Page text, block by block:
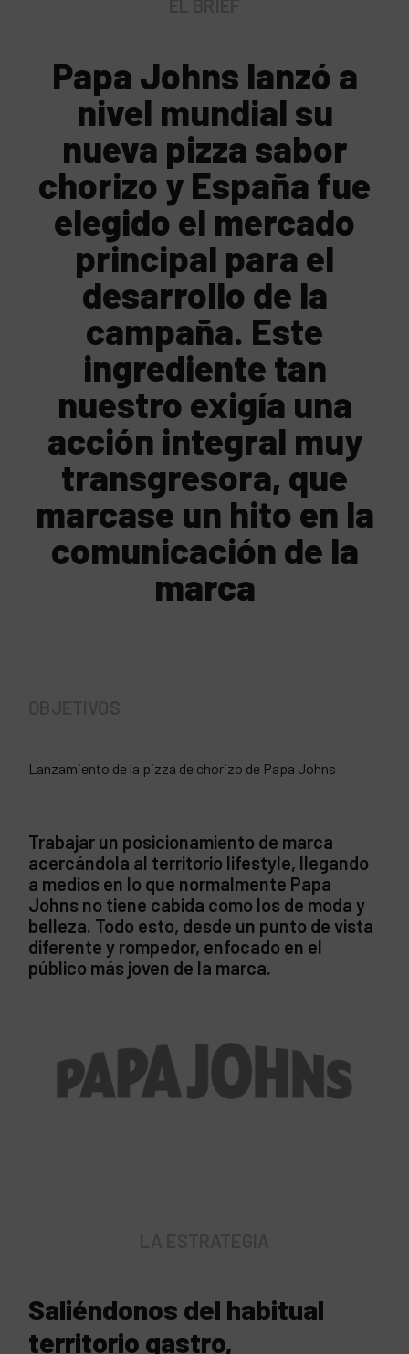
Papa Johns lanzó a
nivel mundial su
nueva pizza sabor
chorizo y España fue
elegido el mercado
principal para el
desarrollo de la
campaña. Este
ingrediente tan
nuestro exigía una
acción integral muy
transgresora, que
marcase un hito en la
comunicación de la
marca
Lanzamiento de la pizza de chorizo de Papa Johns
Trabajar un posicionamiento de marca
acercándola al territorio lifestyle, llegando
a medios en lo que normalmente Papa
Johns no tiene cabida como los de moda y
belleza. Todo esto, desde un punto de vista
diferente y rompedor, enfocado en el
público más joven de la marca.
Saliéndonos del habitual
territorio gastro,